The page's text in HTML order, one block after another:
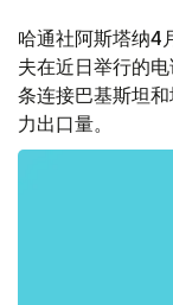
哈通社阿斯塔纳4
夫在近日举行的
条连接巴基斯坦
力出口量。